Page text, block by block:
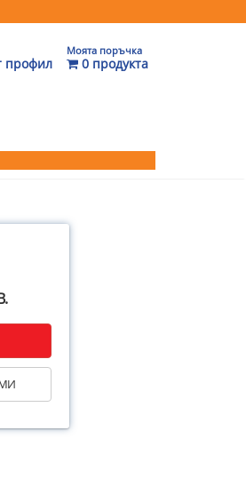
профил
Моята поръчка
0 продукта